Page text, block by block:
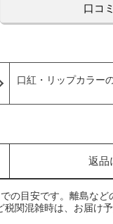
口コ
口紅・リップカラー
返品
の目安です。離島など
関混雑時は、お届け